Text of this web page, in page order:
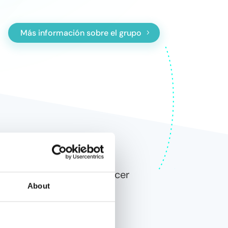
About
Más información sobre el grupo
que nos lleva a ofrecer